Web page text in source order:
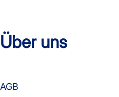
Über uns
AGB